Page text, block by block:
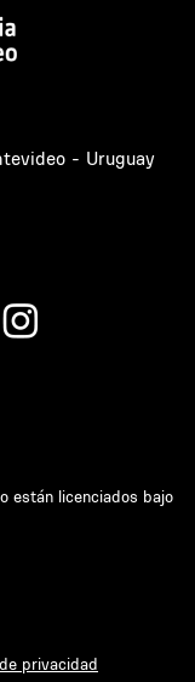
- Uruguay
están licenciados bajo
privacidad